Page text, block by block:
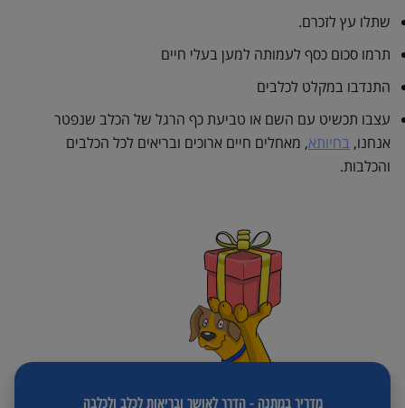
שתלו עץ לזכרם.
תרמו סכום כסף לעמותה למען בעלי חיים
התנדבו במקלט לכלבים
עצבו תכשיט עם השם או טביעת כף הרגל של הכלב שנפטר
אנחנו, בחיותא, מאחלים חיים ארוכים ובריאים לכל הכלבים
והכלבות.
מדריך במתנה - הדרך לאושר ובריאות לכלב ולכלבה